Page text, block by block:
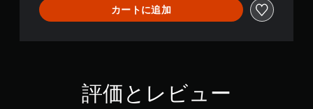
カートに追加
評価とレビュー